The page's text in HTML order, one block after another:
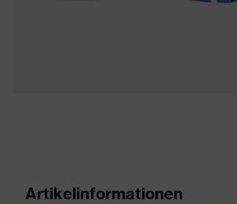
Artikelinformationen